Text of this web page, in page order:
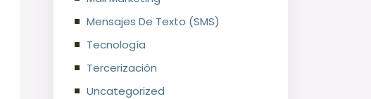
Mensajes De Texto (SMS)
Tecnología
Tercerización
Uncategorized